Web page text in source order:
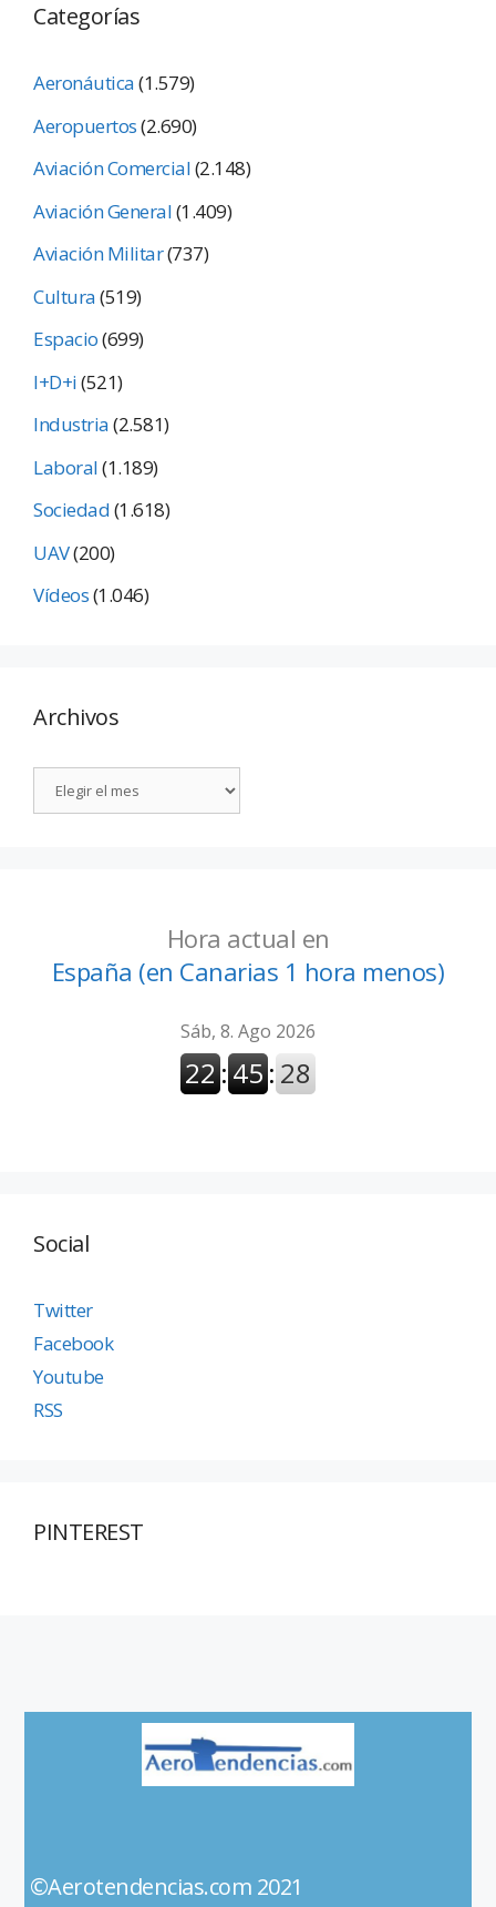
Categorías
Aeronáutica(1.579)
Aeropuertos(2.690)
Aviación Comercial(2.148)
Aviación General(1.409)
Aviación Militar(737)
Cultura(519)
Espacio(699)
I+D+i(521)
Industria(2.581)
Laboral(1.189)
Sociedad(1.618)
UAV(200)
Vídeos(1.046)
Archivos
Hora actual en
España (en Canarias 1 hora menos)
Social
Twitter
Facebook
Youtube
RSS
PINTEREST
©Aerotendencias.com 2021